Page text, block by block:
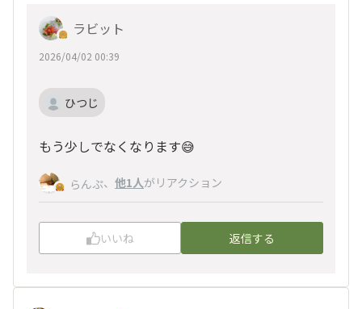
ラビット
2026/04/02 00:39
ひつじ
もう少しでなくなります😅
らんぷ、 他1人がリアクション
いいね 返信する